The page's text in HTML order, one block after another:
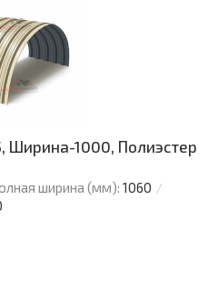
Ширина-1000, Полиэстер
ширина (мм): 1060